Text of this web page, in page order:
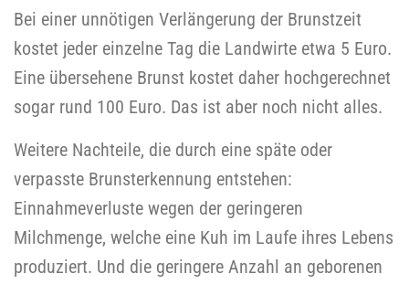
Bei einer unnötigen Verlängerung der Brunstzeit
kostet jeder einzelne Tag die Landwirte etwa 5 Euro.
Eine übersehene Brunst kostet daher hochgerechnet
sogar rund 100 Euro. Das ist aber noch nicht alles.
Weitere Nachteile, die durch eine späte oder
verpasste Brunsterkennung entstehen:
Einnahmeverluste wegen der geringeren
Milchmenge, welche eine Kuh im Laufe ihres Lebens
produziert. Und die geringere Anzahl an geborenen